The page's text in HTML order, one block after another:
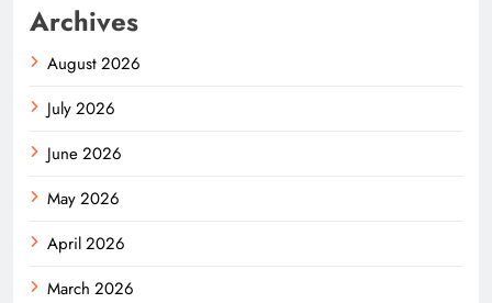
Archives
August 2026
July 2026
June 2026
May 2026
April 2026
March 2026